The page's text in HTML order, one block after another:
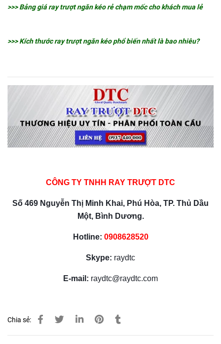
>>> Bảng giá ray trượt ngăn kéo rẻ chạm mốc cho khách mua lẻ
>>> Kích thước ray trượt ngăn kéo phổ biến nhất là bao nhiêu?
CÔNG TY TNHH RAY TRƯỢT DTC
Số 469 Nguyễn Thị Minh Khai, Phú Hòa, TP. Thủ Dầu
Một, Bình Dương.
Hotline: 0908628520
Skype: raydtc
E-mail: raydtc@raydtc.com
Chia sẻ: